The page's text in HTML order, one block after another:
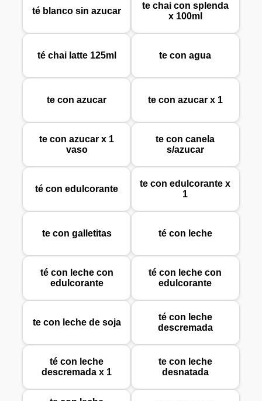
té blanco sin azucar
te chai con splenda
x 100ml
té chai latte 125ml te con agua
te con azucar te con azucar x 1
te con azucar x 1
vaso
te con canela
s/azucar
té con edulcorante
te con edulcorante x
1
te con galletitas té con leche
té con leche con
edulcorante
té con leche con
edulcorante
te con leche de soja
té con leche
descremada
té con leche
descremada x 1
te con leche
desnatada